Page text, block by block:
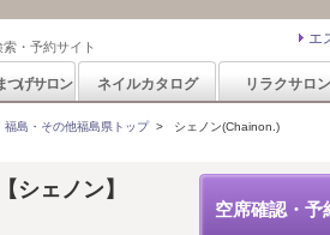
・予約サイト エ
つげサロン ネイルカタログ リラクサロン
福島・その他福島県トップ> シェノン(Chainon.)
空席確認・予
ェノン】